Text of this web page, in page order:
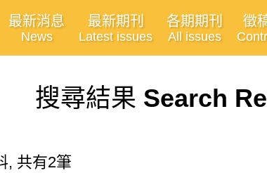
最新消息
News
最新期刊
Latest issues
各期期刊
All issues
徵
搜尋結果 Search
, 共有2筆